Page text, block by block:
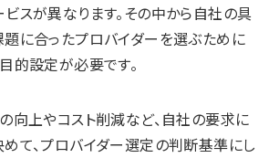
スが異なります。その中から自社の具
に合ったプロバイダーを選ぶために
的設定が必要です。
向上やコスト削減など、自社の要求に
て、プロバイダー選定の判断基準にし